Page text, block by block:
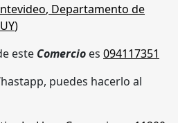
, Departamento de
UY)
este Comercio es 094117351
puedes hacerlo al